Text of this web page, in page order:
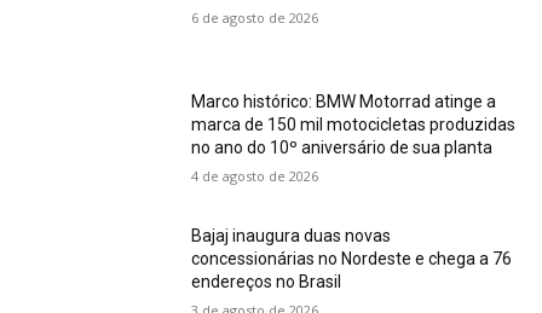
6 de agosto de 2026
Marco histórico: BMW Motorrad atinge a
marca de 150 mil motocicletas produzidas
no ano do 10º aniversário de sua planta
4 de agosto de 2026
Bajaj inaugura duas novas
concessionárias no Nordeste e chega a 76
endereços no Brasil